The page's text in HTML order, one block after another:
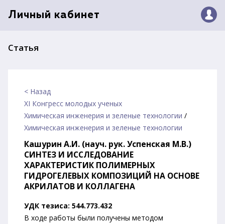
Личный кабинет
Статья
< Назад
XI Конгресс молодых ученых
Химическая инженерия и зеленые технологии /
Химическая инженерия и зеленые технологии
Кашурин А.И. (науч. рук. Успенская М.В.)
СИНТЕЗ И ИССЛЕДОВАНИЕ
ХАРАКТЕРИСТИК ПОЛИМЕРНЫХ
ГИДРОГЕЛЕВЫХ КОМПОЗИЦИЙ НА ОСНОВЕ
АКРИЛАТОВ И КОЛЛАГЕНА
УДК тезиса: 544.773.432
В ходе работы были получены методом